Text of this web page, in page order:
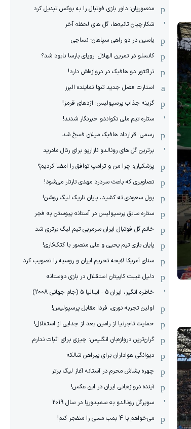
منصوریان: داور بازی فوتبال را به بوکس تبدیل کرد
شکارچیان ثانیه‌ها، گل های لحظه آخر
یاسین در دو راهی سپاهان- نساجی
کانسلو در تمرین الهلال: رویای بارسا نابود شد؟
تراکتور دو هافبک در دروازه‌اش دارد!
استارت فصل جدید تنها نماینده البرز
گزینه جذاب پرسپولیس: اژدهای قرمز!
ستاره تیم ملی تکواندو خبرنگار شدند!
رسمی: قرارداد هافبک میلان فسخ شد
برترین گل های رونالدو نازاریو برای رئال مادرید
پزشکیان: چرا من و ترامپ توافق را امضا کردیم؟
تصاویری که باعث سردرد مهدی تارتار می‌شود!
پول سعودی ته کشید، پایان تاریک لیگ روشن!
ستاره سابق پرسپولیس در آستانه پیوستن به فجر
خانم گل فوتبال ایران سرمربی تیم لیگ برتری شد
پایان بازی تیم یحیی و علی منصور با کتک‌کاری!
سنای آمریکا لایحه تحریم ایران و روسیه را تصویب کرد
دلیل غیبت کاپیتان استقلال در بازی دوستانه
خاطره انگیز، ایران 5 - ایتالیا 5 (جام جهانی 2008)
اولین تجربه نوری، فردا مقابل پرسپولیس!
حمایت تاجرنیا از رامین بعد از جدایی از استقلال!
گران‌ترین دروازه‌بان انگلیس: چیزی برای اثبات ندارم
دیوانگی هواداران برای پیراهن شالکه
چهره بشاش محرم در آستانه آغاز لیگ برتر
آینده دروازه‌بانی ایران در این عکس!
سوپرگل رونالدو به سمپدوریا در سال 2019
می‌خواهم با 4 بمب مسی را منفجر کنم!